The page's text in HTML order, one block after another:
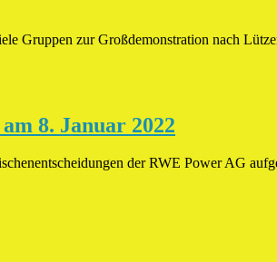
zur Großdemonstration nach
8. Januar 2022
der RWE Power AG